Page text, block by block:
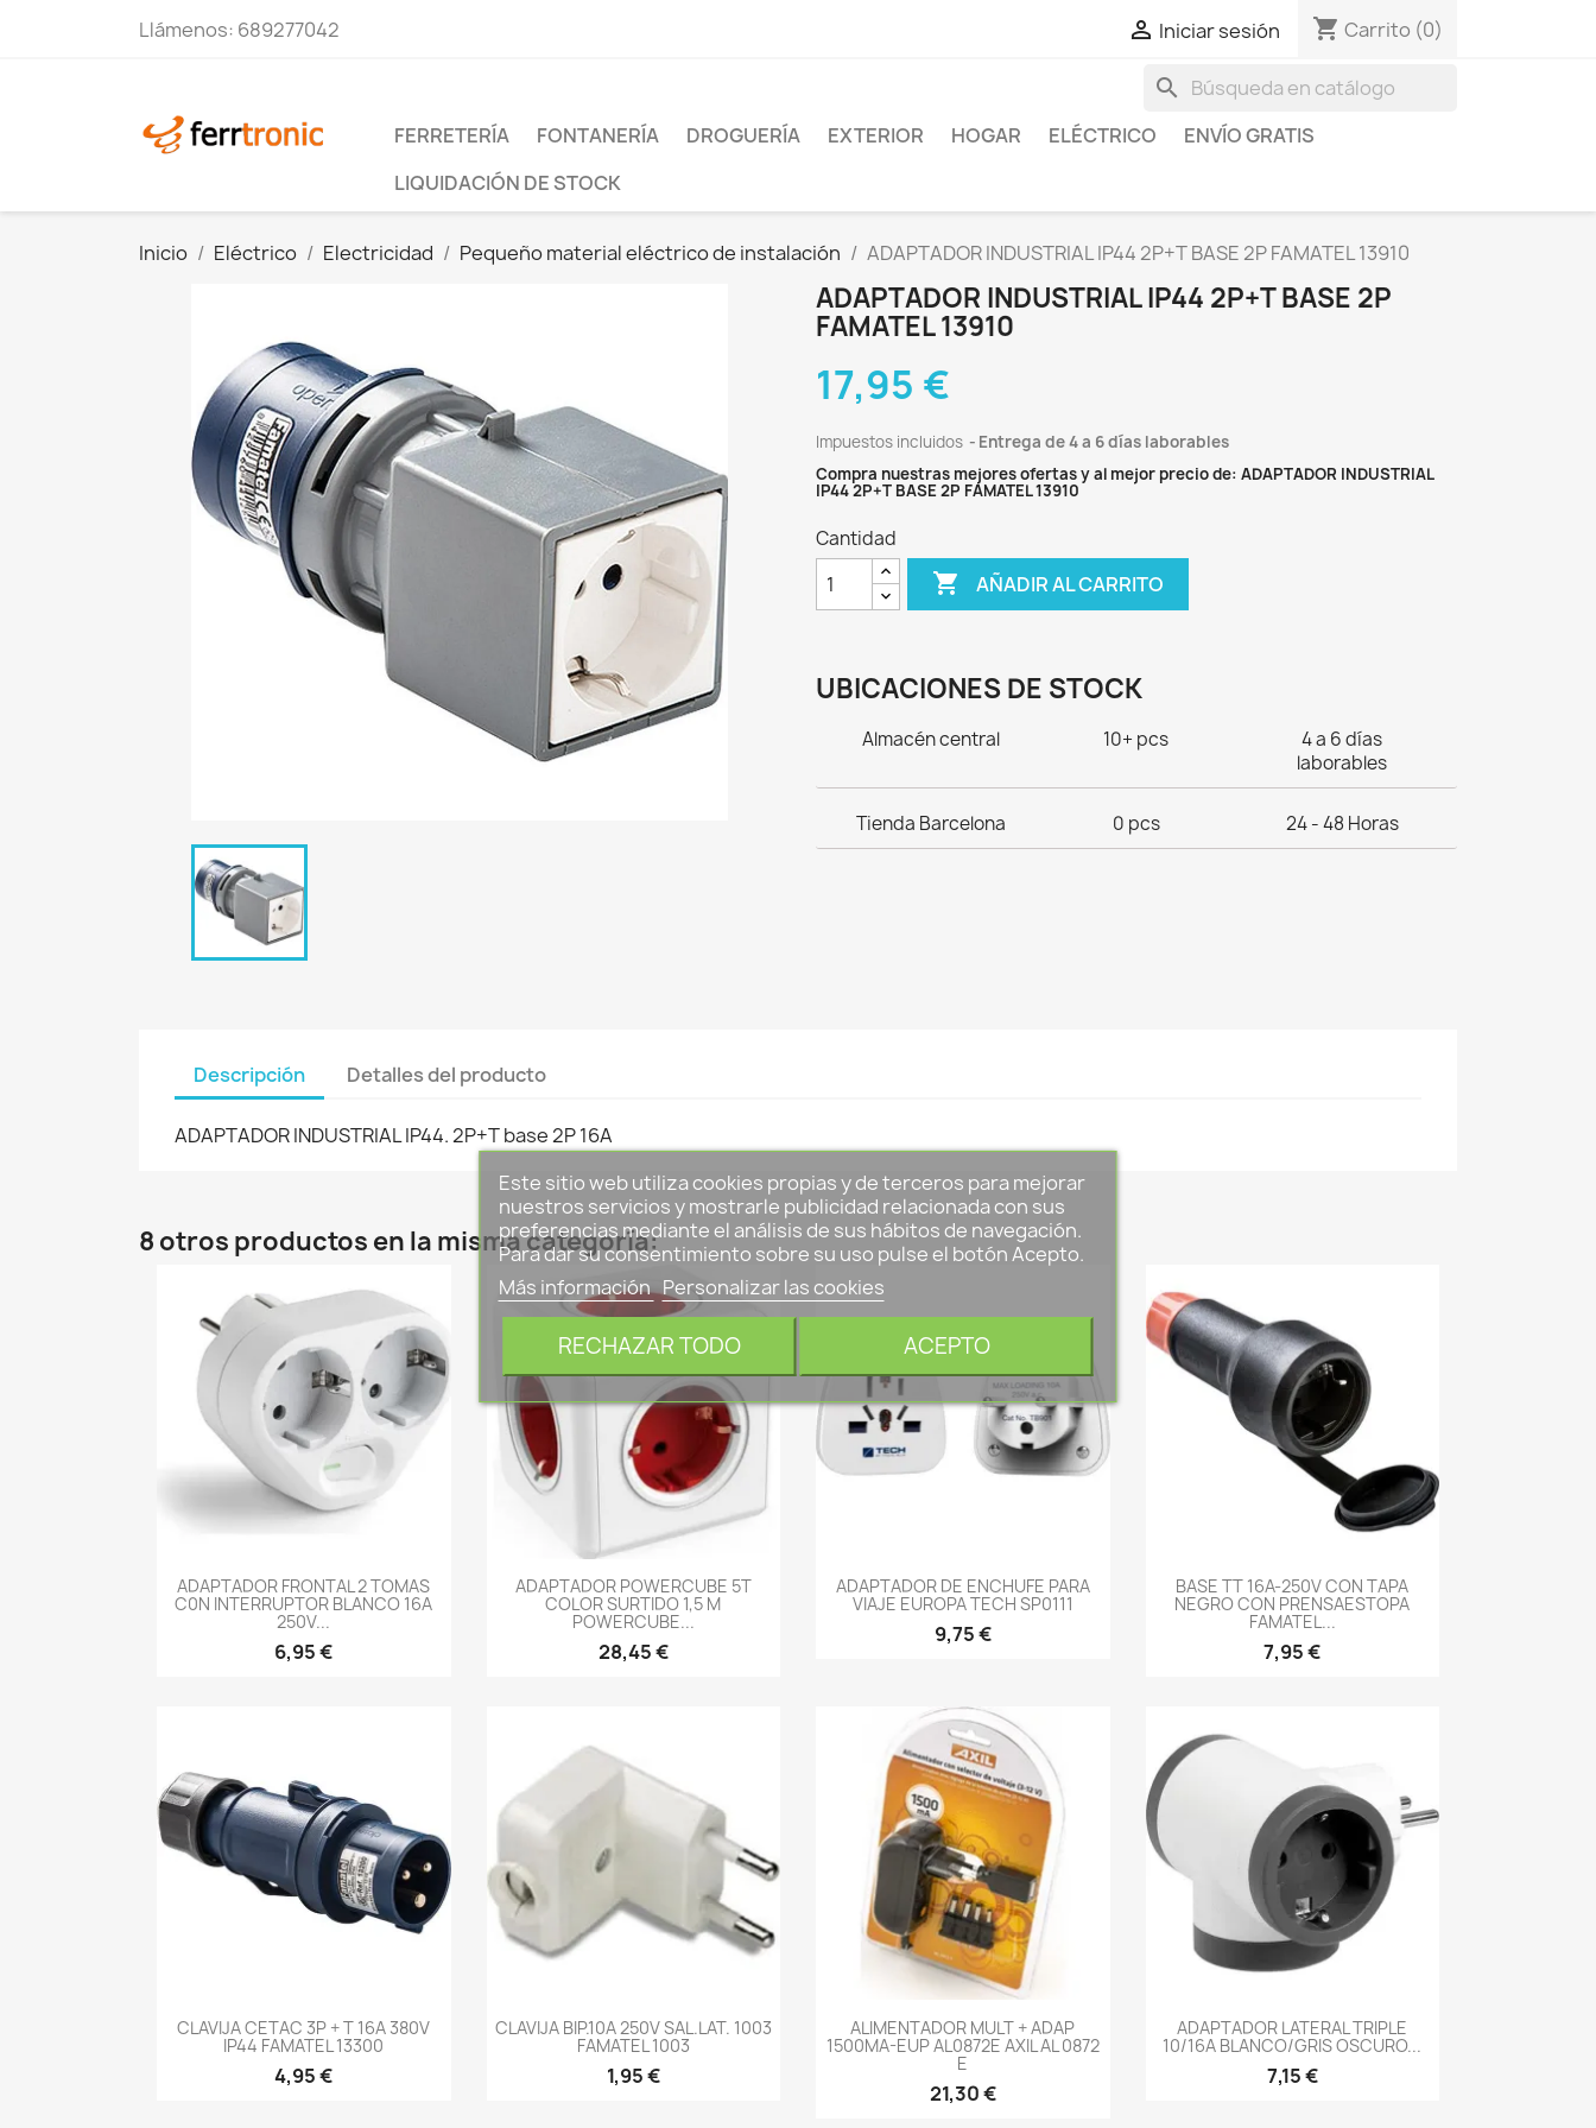
Llámenos: 689277042  Iniciar sesión shopping_cart Carrito (0)
search
FERRETERÍA FONTANERÍA DROGUERÍA EXTERIOR HOGAR ELÉCTRICO
ENVÍO GRATIS
LIQUIDACIÓN DE STOCK
Inicio Eléctrico Electricidad Pequeño material eléctrico de instalación ADAPTADOR INDUSTRIAL IP44 2P+T BASE 2P FAMATEL 13910
ADAPTADOR INDUSTRIAL IP44 2P+T BASE 2P
FAMATEL 13910
17,95 €
Impuestos incluidos
Entrega de 4 a 6 días laborables
Compra nuestras mejores ofertas y al mejor precio de: ADAPTADOR INDUSTRIAL
IP44 2P+T BASE 2P FAMATEL 13910
Cantidad
 AÑADIR AL CARRITO
UBICACIONES DE STOCK
Almacén central 10+ pcs
4 a 6 días
laborables
Tienda Barcelona 0 pcs 24 - 48 Horas
Descripción Detalles del producto
ADAPTADOR INDUSTRIAL IP44. 2P+T base 2P 16A
8 otros productos en la misma categoría:
-->
ADAPTADOR FRONTAL 2 TOMAS
C0N INTERRUPTOR BLANCO 16A
250V...
6,95 €
-->
ADAPTADOR POWERCUBE 5T
COLOR SURTIDO 1,5 M
POWERCUBE...
28,45 €
-->
ADAPTADOR DE ENCHUFE PARA
VIAJE EUROPA TECH SP0111
9,75 €
-->
BASE TT 16A-250V CON TAPA
NEGRO CON PRENSAESTOPA
FAMATEL...
7,95 €
-->
CLAVIJA CETAC 3P + T 16A 380V
IP44 FAMATEL 13300
4,95 €
-->
CLAVIJA BIP.10A 250V SAL.LAT. 1003
FAMATEL 1003
1,95 €
-->
ALIMENTADOR MULT + ADAP
1500MA-EUP AL0872E AXIL AL 0872
E
21,30 €
-->
ADAPTADOR LATERAL TRIPLE
10/16A BLANCO/GRIS OSCURO...
7,15 €
Este sitio web utiliza cookies propias y de terceros para mejorar
nuestros servicios y mostrarle publicidad relacionada con sus
preferencias mediante el análisis de sus hábitos de navegación.
Para dar su consentimiento sobre su uso pulse el botón Acepto.
Más información Personalizar las cookies
RECHAZAR TODO ACEPTO